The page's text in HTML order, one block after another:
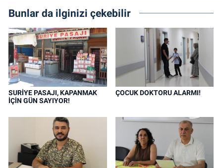
Bunlar da ilginizi çekebilir
SURİYE PASAJI, KAPANMAK
İÇİN GÜN SAYIYOR!
ÇOCUK DOKTORU ALARMI!